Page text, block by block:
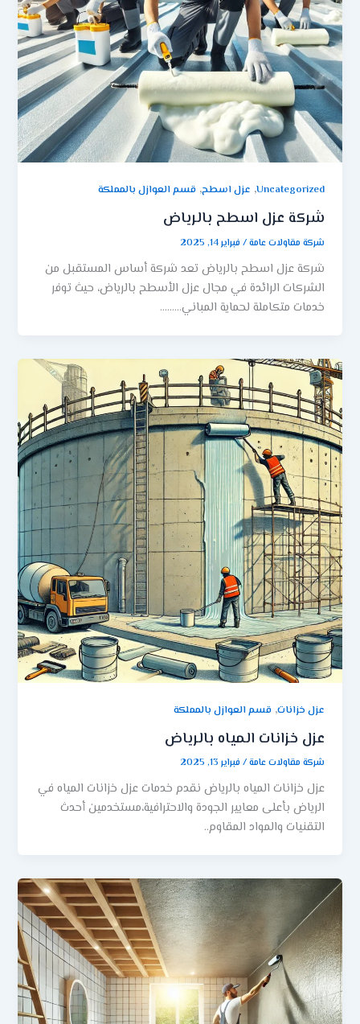
Uncategorized
, عزل اسطح,قسم العوازل بالمملكة
شركة عزل اسطح بالرياض
شركة مقاولات عامة/ فبراير 14, 2025
شركة عزل اسطح بالرياض تعد شركة أساس المستقبل من
الشركات الرائدة في مجال عزل الأسطح بالرياض، حيث توفر
خدمات متكاملة لحماية المباني………
عزل خزانات,قسم العوازل بالمملكة
عزل خزانات المياه بالرياض
شركة مقاولات عامة/ فبراير 13, 2025
عزل خزانات المياه بالرياض نقدم خدمات عزل خزانات المياه في
الرياض بأعلى معايير الجودة والاحترافية،مستخدمين أحدث
التقنيات والمواد المقاوم..